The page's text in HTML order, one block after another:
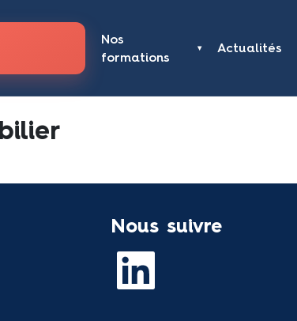
Nos
formations
▾ Actualités
Nous suivre